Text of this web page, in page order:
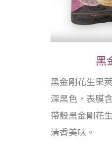
黑
黑金剛花生果
深黑色，表膜
帶殼黑金剛花
清香美味。